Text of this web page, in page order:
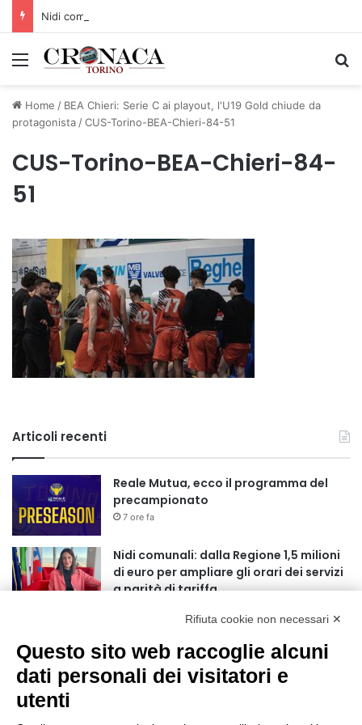
Menu
Home / BEA Chieri: Serie C ai playout, l'U19 Gold chiude da
protagonista/CUS-Torino-BEA-Chieri-84-51
CUS-Torino-BEA-Chieri-84-
51
Articoli recenti
Reale Mutua, ecco il programma del
precampionato
7 ore fa
Nidi comunali: dalla Regione 1,5 milioni
di euro per ampliare gli orari dei servizi
a parità di tariffa
collegamenti verso la collina
11 ore fa
Rifiuta cookie non necessari ✕
Questo sito web raccoglie alcuni
dati personali dei visitatori e
utenti